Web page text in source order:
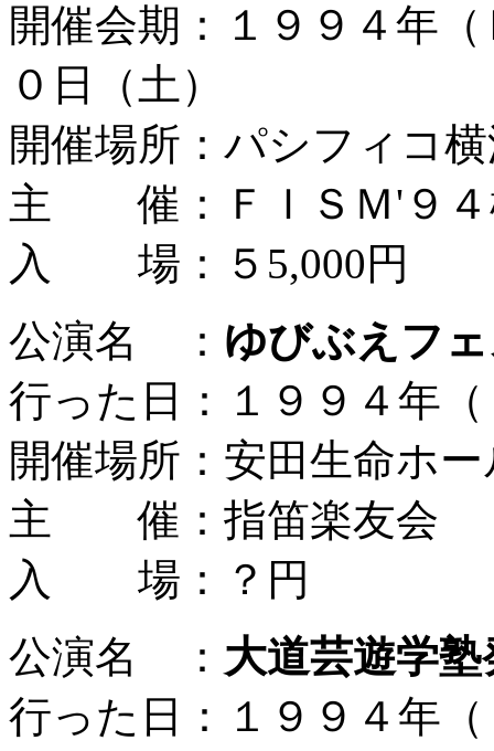
開催会期：１９９４年
０日（土）
開催場所：パシフィコ
主 催：ＦＩＳＭ'９４
入 場：５5,000円
公演名 ： ゆびぶえフ
行った日：１９９４年
開催場所：安田生命ホー
主 催：指笛楽友会
入 場：？円
公演名 ： 大道芸遊学
行った日：１９９４年